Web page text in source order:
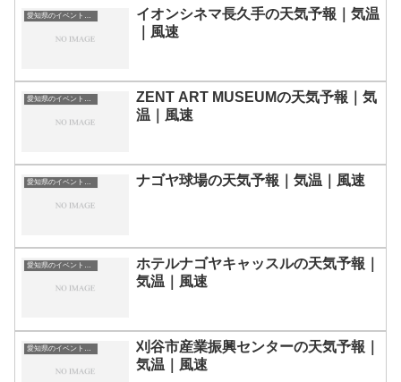
愛知県のイベント会場一覧
イオンシネマ長久手の天気予報｜気温
｜風速
愛知県のイベント会場一覧
ZENT ART MUSEUMの天気予報｜気
温｜風速
愛知県のイベント会場一覧 ナゴヤ球場の天気予報｜気温｜風速
愛知県のイベント会場一覧
ホテルナゴヤキャッスルの天気予報｜
気温｜風速
刈谷市産業振興センターの天気予報｜
気温｜風速